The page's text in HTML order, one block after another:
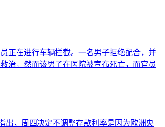
正在进行车辆拦截。一名男子拒绝配合，并
治，然而该男子在医院被宣布死亡，而官员
出，周四决定不调整存款利率是因为欧洲央